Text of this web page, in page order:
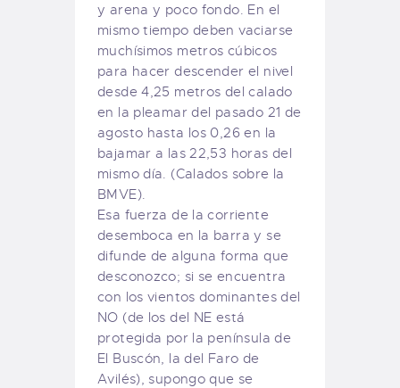
y arena y poco fondo. En el
mismo tiempo deben vaciarse
muchísimos metros cúbicos
para hacer descender el nivel
desde 4,25 metros del calado
en la pleamar del pasado 21 de
agosto hasta los 0,26 en la
bajamar a las 22,53 horas del
mismo día. (Calados sobre la
BMVE).
Esa fuerza de la corriente
desemboca en la barra y se
difunde de alguna forma que
desconozco; si se encuentra
con los vientos dominantes del
NO (de los del NE está
protegida por la península de
El Buscón, la del Faro de
Avilés), supongo que se